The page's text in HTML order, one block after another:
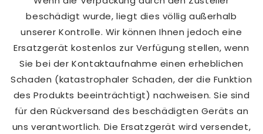
beschädigt wurde, liegt dies völlig außerhalb
unserer Kontrolle. Wir können Ihnen jedoch eine
Ersatzgerät kostenlos zur Verfügung stellen, wenn
Sie bei der Kontaktaufnahme einen erheblichen
Schaden (katastrophaler Schaden, der die Funktion
des Produkts beeinträchtigt) nachweisen. Sie sind
für den Rückversand des beschädigten Geräts an
uns verantwortlich. Die Ersatzgerät wird versendet,